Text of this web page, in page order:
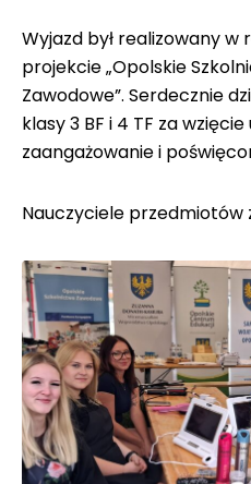
Wyjazd był realizowany w
projekcie „Opolskie
Zawodowe”. Serdecznie
klasy 3 BF i 4 TF za wzięcie
zaangażowanie i
Nauczyciele